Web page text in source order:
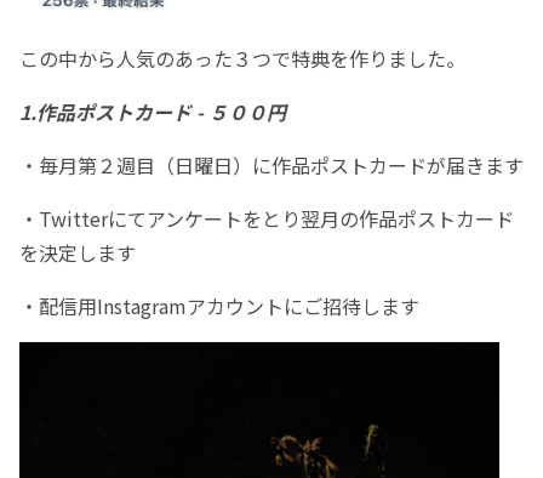
この中から人気のあった３つで特典を作りました。
1.作品ポストカード - ５００円
・毎月第２週目（日曜日）に作品ポストカードが届きます
・Twitterにてアンケートをとり翌月の作品ポストカード
を決定します
・配信用Instagramアカウントにご招待します